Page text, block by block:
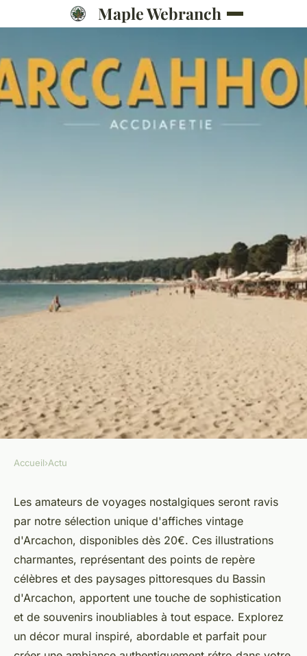
Maple Webranch
Affiche arcachon : posters
vintage dès 20€ pour
voyageurs
Antoine•30 septembre 2024 •4 min de lecture
Accueil›Actu
Les amateurs de voyages nostalgiques seront ravis
par notre sélection unique d'affiches vintage
d'Arcachon, disponibles dès 20€. Ces illustrations
charmantes, représentant des points de repère
célèbres et des paysages pittoresques du Bassin
d'Arcachon, apportent une touche de sophistication
et de souvenirs inoubliables à tout espace. Explorez
un décor mural inspiré, abordable et parfait pour